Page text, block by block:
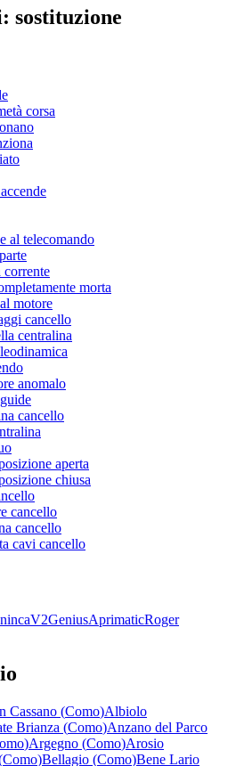
sostituzione
corsa
al telecomando
corrente
morta
motore
cancello
centralina
anomalo
cancello
aperta
chiusa
cancello
cancello
cavi cancello
V2GeniusAprimaticRoger
Cassano (Como)Albiolo
Brianza (Como)Anzano del Parco
)Argegno (Como)Arosio
Como)Bellagio (Como)Bene Lario